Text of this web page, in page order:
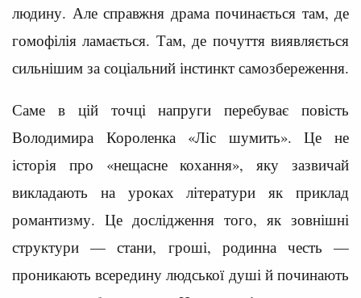
людину. Але справжня драма починається там, де
гомофілія ламається. Там, де почуття виявляється
сильнішим за соціальний інстинкт самозбереження.
Саме в цій точці напруги перебуває повість
Володимира Короленка «Ліс шумить». Це не
історія про «нещасне кохання», яку зазвичай
викладають на уроках літератури як приклад
романтизму. Це дослідження того, як зовнішні
структури — стани, гроші, родинна честь —
проникають всередину людської душі й починають